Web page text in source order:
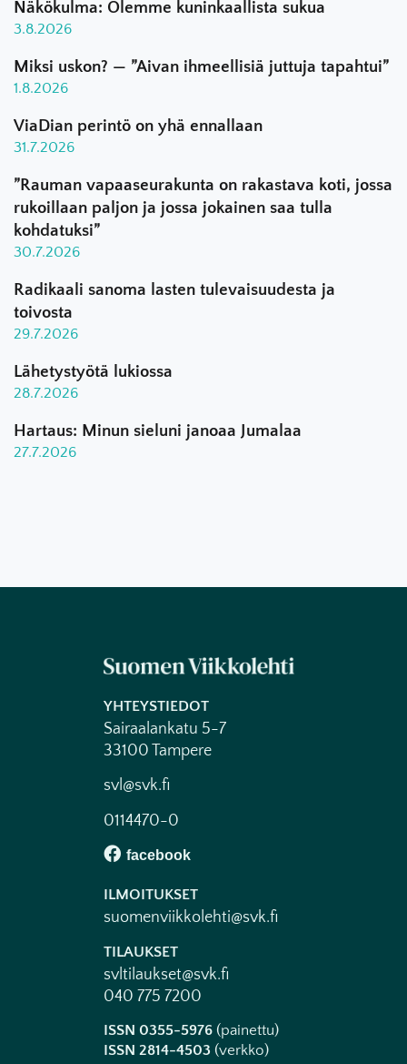
Näkökulma: Olemme kuninkaallista sukua
3.8.2026
Miksi uskon? — ”Aivan ihmeellisiä juttuja tapahtui”
1.8.2026
ViaDian perintö on yhä ennallaan
31.7.2026
”Rauman vapaaseurakunta on rakastava koti, jossa
rukoillaan paljon ja jossa jokainen saa tulla
kohdatuksi”
30.7.2026
Radikaali sanoma lasten tulevaisuudesta ja
toivosta
29.7.2026
Lähetystyötä lukiossa
28.7.2026
Hartaus: Minun sieluni janoaa Jumalaa
27.7.2026
YHTEYSTIEDOT
Sairaalankatu 5-7
33100 Tampere
svl@svk.fi
0114470-0
ILMOITUKSET
suomenviikkolehti@svk.fi
TILAUKSET
svltilaukset@svk.fi
040 775 7200
ISSN 0355-5976 (painettu)
ISSN 2814-4503 (verkko)